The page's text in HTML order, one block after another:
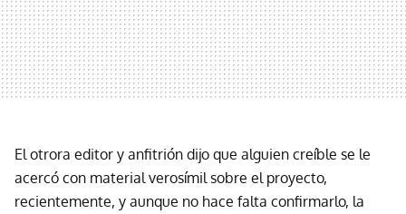
El otrora editor y anfitrión dijo que alguien creíble se le
acercó con material verosímil sobre el proyecto,
recientemente, y aunque no hace falta confirmarlo, la